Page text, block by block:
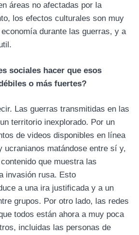
áreas no afectadas por la
los efectos culturales son muy
durante las guerras, y a
sociales hacer que esos
o más fuertes?
Las guerras transmitidas en las
territorio inexplorado. Por un
de videos disponibles en línea
ucranianos matándose entre sí y,
que muestra las
invasión rusa. Esto
a una ira justificada y a un
grupos. Por otro lado, las redes
todos están ahora a muy poca
incluidas las personas de